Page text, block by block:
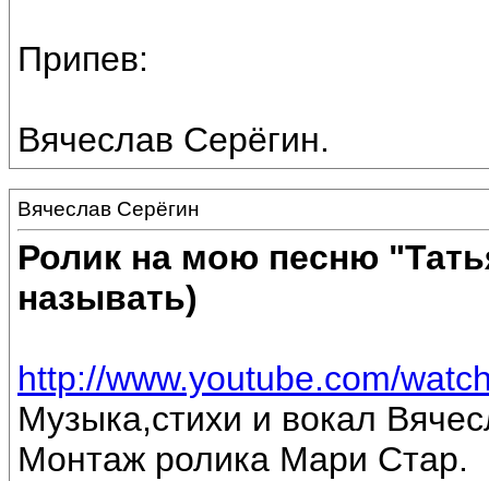
Припев:
Вячеслав Серёгин.
Вячеслав Серёгин
Ролик на мою песню
называть)
http://www.youtube.com/
Музыка,стихи и вокал
Монтаж ролика Мари Стар.